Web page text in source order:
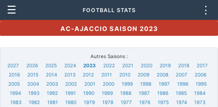
☰ FOOTBALL STATS ⋮
AC-AJACCIO SAISON 2023
Autres Saisons :
2027
2026 2025 2024 2023 2022 2021 2020 2019 2018
2017
2016
2015 2014 2013 2012 2011 2010 2009 2008 2007
2006
2005
2004 2003 2002 2001 2000 1999 1998 1997 1996
1995
1994
1993 1992 1991 1990 1989 1988 1987 1986 1985
1984
1983
1982 1981 1980 1979 1978 1977 1976 1975 1974
1973